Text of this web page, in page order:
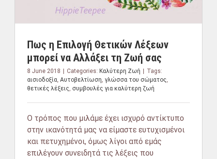
Πως η Επιλογή Θετικών Λέξεων
μπορεί να Αλλάξει τη Ζωή σας
8 June 2018 Categories: Καλύτερη Ζωή
Tags:
αισιοδοξία, Αυτοβελτίωση, γλώσσα του σώματος,
θετικές λέξεις, συμβουλές για καλύτερη ζωή
Ο τρόπος που μιλάμε έχει ισχυρό αντίκτυπο
στην ικανότητά μας να είμαστε ευτυχισμένοι
και πετυχημένοι, όμως λίγοι από εμάς
επιλέγουν συνειδητά τις λέξεις που